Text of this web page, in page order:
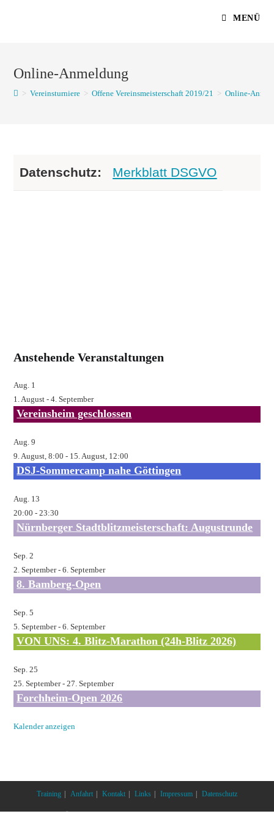
MENÜ
Online-Anmeldung
> Vereinsturniere > Offene Vereinsmeisterschaft 2019/21 > Online-
Datenschutz: Merkblatt DSGVO
Anstehende Veranstaltungen
Aug. 1
1. August -4. September
Vereinsheim geschlossen
Aug.9
9. August, 8:00 - 15. August, 12:00
DSJ-Sommercamp nahe Göttingen
Aug. 13
20:00 -23:30
Nürnberger Stadtblitzmeisterschaft: Augustrunde
Sep.2
2. September-6. September
8. Bamberg-Open
Sep.5
5. September-6. September
VON UNS: 4. Blitz-Marathon (24h-Blitz 2026)
Sep.25
25. September-27. September
Forchheim-Open 2026
Kalender anzeigen
Training Anfahrt Kontakt Links Impressum Datenschutz